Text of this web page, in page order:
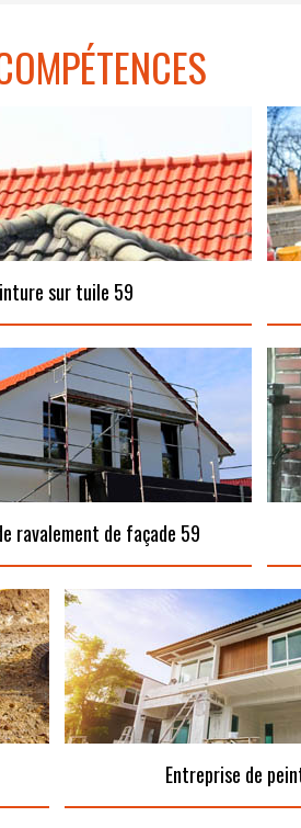
sur tuile 59
ravalement de façade 59
Entreprise de